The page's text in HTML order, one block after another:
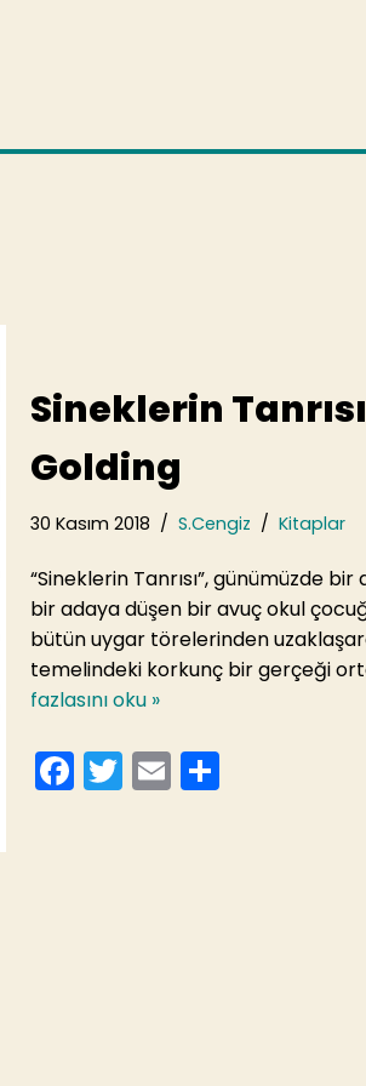
Sineklerin
Golding
30 Kasım 2018 S.Cengiz Kitaplar
“Sineklerin Tanrısı”, günümüzde bir
bir adaya düşen bir avuç okul
bütün uygar törelerinden
temelindeki korkunç bir gerçeği
fazlasını oku »
F
a
T
w
E
m